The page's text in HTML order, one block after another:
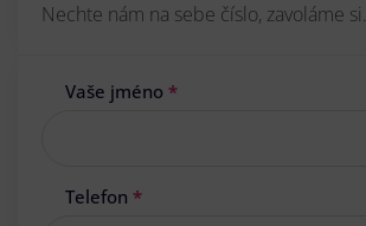
Nechte nám na sebe číslo, zavoláme si.
Vaše jméno *
Telefon *